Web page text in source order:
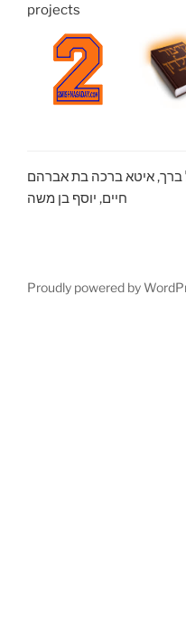
projects
ברך, איטא ברכה בת אברהם
חיים, יוסף בן משה
Proudly powered by